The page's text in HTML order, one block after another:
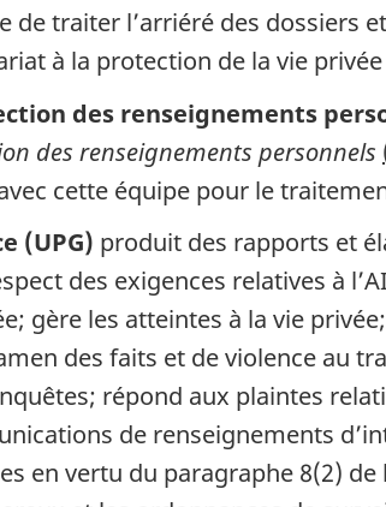
de traiter l’arriéré des dossiers
à la protection de la vie privée
des renseignements
des renseignements personnels
cette équipe pour le
(UPG) produit des rapports et
des exigences relatives à
gère les atteintes à la vie
des faits et de violence au
répond aux plaintes
de renseignements
en vertu du paragraphe 8(2) de